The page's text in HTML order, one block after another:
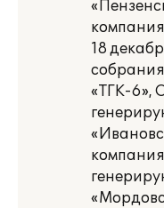
18
«ТГК-6»,